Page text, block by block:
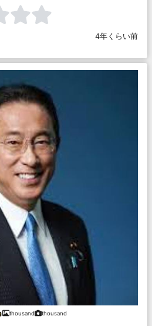
4年くらい前
thousand thousand